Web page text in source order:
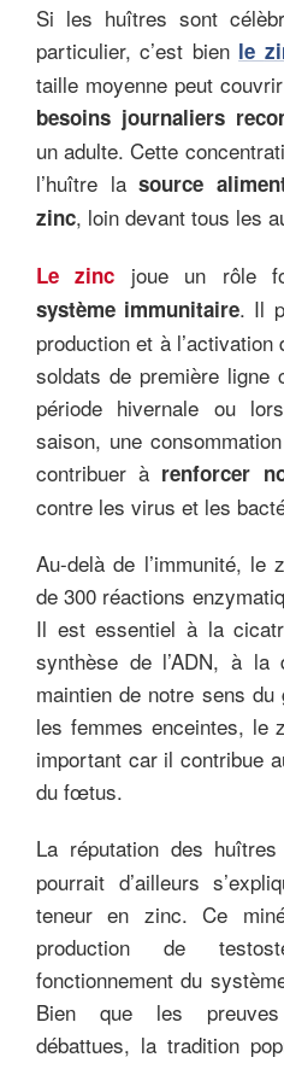
Si les huîtres sont
particulier, c’est bien le
taille moyenne peut
besoins journaliers
un adulte. Cette
l’huître lasource
zinc, loin devant tous les
Le zinc joue un rôle
système immunitaire. Il
production et à
soldats de première ligne
période hivernale ou
saison, une
contribuer à renforcer
contre les virus et les
Au-delà de l’immunité, le
de 300 réactions
Il est essentiel à la
synthèse de l’ADN, à
maintien de notre sens du
les femmes enceintes, le
important car il contribue
du fœtus.
La réputation des
pourrait d’ailleurs
teneur en zinc. Ce
production de
fonctionnement du
Bien que les preuves
débattues, la tradition